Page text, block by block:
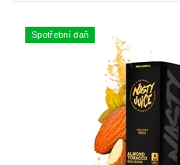
Spotřební daň